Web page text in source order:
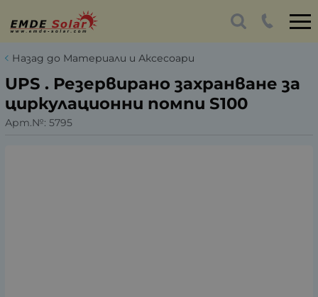
Назад до Материали и Аксесоари
UPS . Резервирано захранване за
циркулационни помпи S100
Арт.№: 5795